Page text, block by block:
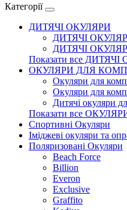
Категорії
ДИТЯЧІ ОКУЛЯРИ
ДИТЯЧІ
ДИТЯЧІ
Показати все
ОКУЛЯРИ ДЛЯ
Окуляри для
Окуляри для
Дитячі окуляри
Показати все
Спортивні Окуляри
Іміджеві окуляри та
Поляризовані Окуляри
Beach Force
Billion
Everon
Exclusive
Graffito